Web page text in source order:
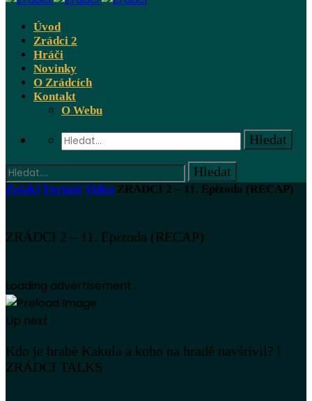
Úvod
Zrádci 2
Hráči
Novinky
O Zrádcích
Kontakt
O Webu
Zrádci Formát Videa ZRÁDCI 2 – 11. Epizoda (RECAP)
ZRÁDCI 2 – 11. Epizoda (RECAP)
Loading advertisement...
Up next
Kdo je hrabě Kakula a koho na hradě navštívil? |
ZRÁDCI TALKS